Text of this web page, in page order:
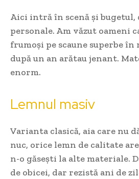
Aici intră în scenă și
personale. Am văzut oameni
frumoși pe scaune superbe în
după un an arătau jenant.
enorm.
Lemnul masiv
Varianta clasică, aia care nu
nuc, orice lemn de calitate
n-o găsești la alte materiale.
de obicei, dar rezistă ani de